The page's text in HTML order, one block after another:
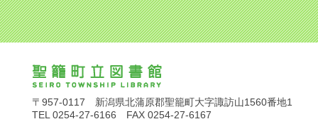
〒957-0117 新潟県北蒲原郡聖籠町大字諏訪山1560番地1
TEL 0254-27-6166 FAX 0254-27-6167